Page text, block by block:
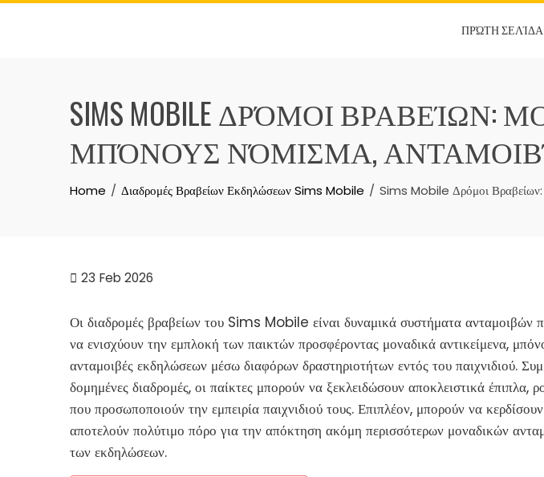
Skip
ΠΡΏΤΗ ΣΕΛΊΔΑ
SIMS MOBILE ΔΡΌΜΟΙ
ΜΠΌΝΟΥΣ ΝΌΜΙΣΜΑ,
Home Διαδρομές Βραβείων Εκδηλώσεων Sims Mobile Sims Mobile Δρόμοι Βραβείων:
23 Feb 2026
Οι διαδρομές βραβείων του Sims Mobile είναι δυναμικά συστήματα ανταμοιβών
να ενισχύουν την εμπλοκή των παικτών προσφέροντας μοναδικά αντικείμενα,
ανταμοιβές εκδηλώσεων μέσω διαφόρων δραστηριοτήτων εντός του παιχνιδιού.
δομημένες διαδρομές, οι παίκτες μπορούν να ξεκλειδώσουν αποκλειστικά έπιπλα,
που προσωποποιούν την εμπειρία παιχνιδιού τους. Επιπλέον, μπορούν να
αποτελούν πολύτιμο πόρο για την απόκτηση ακόμη περισσότερων μοναδικών
των εκδηλώσεων.